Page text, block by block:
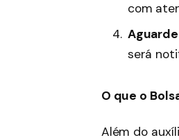
com
será
O que o
Além do